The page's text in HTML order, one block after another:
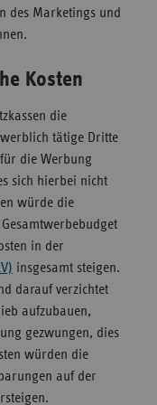
des Marketings und
Kosten
die
tätige Dritte
die Werbung
sich hierbei nicht
würde die
in der
insgesamt steigen.
darauf verzichtet
aufzubauen,
gezwungen, dies
würden die
auf der